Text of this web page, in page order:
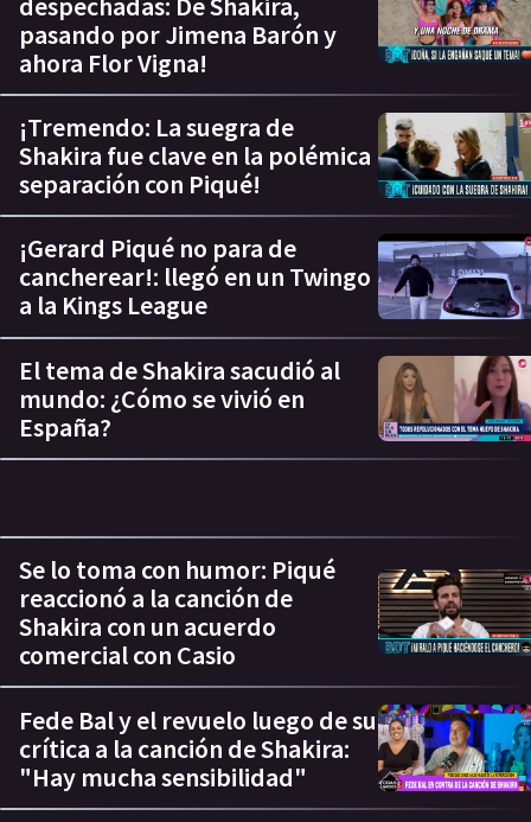
pasando por Jimena Barón y
ahora Flor Vigna!
¡Tremendo: La suegra de
Shakira fue clave en la polémica
separación con Piqué!
¡Gerard Piqué no para de
cancherear!: llegó en un Twingo
a la Kings League
El tema de Shakira sacudió al
mundo: ¿Cómo se vivió en
España?
Se lo toma con humor: Piqué
reaccionó a la canción de
Shakira con un acuerdo
comercial con Casio
Fede Bal y el revuelo luego de su
crítica a la canción de Shakira:
"Hay mucha sensibilidad"